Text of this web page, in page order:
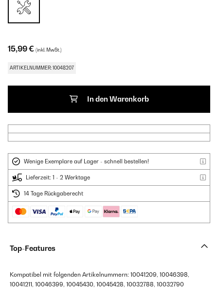
15,99 € (inkl. MwSt.)
ARTIKELNUMMER: 10048207
In den Warenkorb
Wenige Exemplare auf Lager - schnell bestellen!
Lieferzeit: 1 - 2 Werktage
14 Tage Rückgaberecht
Top-Features
Kompatibel mit folgenden Artikelnummern: 10041209, 10046398,
10041211, 10046399, 10045430, 10045428, 10032788, 10032790